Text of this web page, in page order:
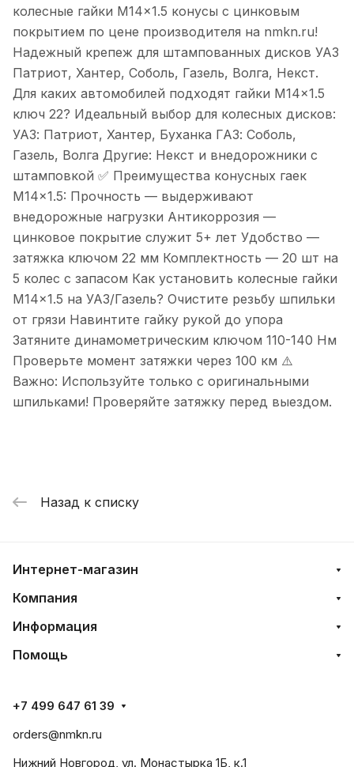
колесные гайки М14×1.5 конусы с цинковым
покрытием по цене производителя на nmkn.ru!
Надежный крепеж для штампованных дисков УАЗ
Патриот, Хантер, Соболь, Газель, Волга, Некст.
Для каких автомобилей подходят гайки М14×1.5
ключ 22? Идеальный выбор для колесных дисков:
УАЗ: Патриот, Хантер, Буханка ГАЗ: Соболь,
Газель, Волга Другие: Некст и внедорожники с
штамповкой ✅ Преимущества конусных гаек
М14×1.5: Прочность — выдерживают
внедорожные нагрузки Антикоррозия —
цинковое покрытие служит 5+ лет Удобство —
затяжка ключом 22 мм Комплектность — 20 шт на
5 колес с запасом Как установить колесные гайки
М14×1.5 на УАЗ/Газель? Очистите резьбу шпильки
от грязи Навинтите гайку рукой до упора
Затяните динамометрическим ключом 110-140 Нм
Проверьте момент затяжки через 100 км ⚠️
Важно: Используйте только с оригинальными
шпильками! Проверяйте затяжку перед выездом.
Назад к списку
Интернет-магазин
Компания
Информация
Помощь
+7 499 647 61 39
orders@nmkn.ru
Нижний Новгород, ул. Монастырка 1Б, к.1